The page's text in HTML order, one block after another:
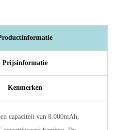
Prijsinformatie
Kenmerken
capaciteit van 8.000mAh,